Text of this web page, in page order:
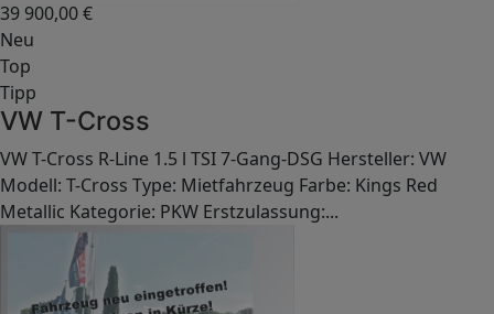
39 900,00€
Neu
Top
Tipp
VW T-Cross
VW T-Cross R-Line 1.5 l TSI 7-Gang-DSG Hersteller: VW
Modell: T-Cross Type: Mietfahrzeug Farbe: Kings Red
Metallic Kategorie: PKW Erstzulassung:...